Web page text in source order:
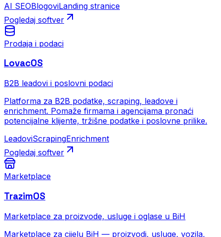
AI SEOBlogoviLanding stranice
Pogledaj softver
Prodaja i podaci
LovacOS
B2B leadovi i poslovni podaci
Platforma za B2B podatke, scraping, leadove i
enrichment. Pomaže firmama i agencijama pronaći
potencijalne klijente, tržišne podatke i poslovne prilike.
LeadoviScrapingEnrichment
Pogledaj softver
Marketplace
TrazimOS
Marketplace za proizvode, usluge i oglase u BiH
Marketplace za cijelu BiH — proizvodi, usluge, vozila,